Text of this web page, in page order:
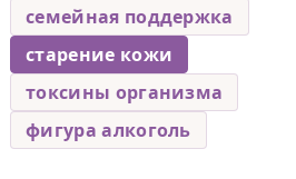
семейная поддержка
старение кожи
токсины организма
фигура алкоголь